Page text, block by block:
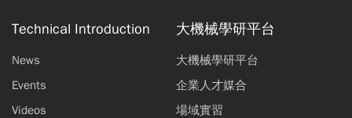
Technical Introduction
News
Events
Videos
大機械學研平台
大機械學研平台
企業人才媒合
場域實習